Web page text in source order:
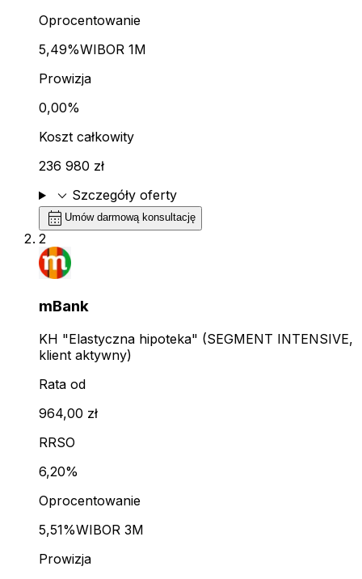
Oprocentowanie
5,49%WIBOR 1M
Prowizja
0,00%
Koszt całkowity
236 980 zł
expand_more Szczegóły oferty
calendar_month Umów darmową konsultację
2
mBank
KH "Elastyczna hipoteka" (SEGMENT INTENSIVE,
klient aktywny)
Rata od
964,00 zł
RRSO
6,20%
Oprocentowanie
5,51%WIBOR 3M
Prowizja